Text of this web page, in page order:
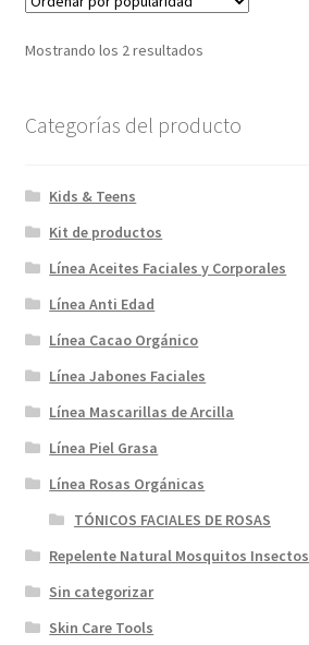
Mostrando los 2 resultadosOrdenado
Categorías del producto
Kids & Teens
Kit de productos
Línea Aceites Faciales y Corporales
Línea Anti Edad
Línea Cacao Orgánico
Línea Jabones Faciales
Línea Mascarillas de Arcilla
Línea Piel Grasa
Línea Rosas Orgánicas
TÓNICOS FACIALES DE ROSAS
Repelente Natural Mosquitos Insectos
Sin categorizar
Skin Care Tools